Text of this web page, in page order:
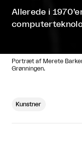
Allerede i
Portræt af Merete
Grønningen.
Kunstner